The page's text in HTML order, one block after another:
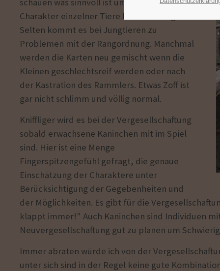
Charakter einzelner Tiere berücksichtigen.
Selten kommt es bei Jungtieren zu
Problemen mit der Rangordnung. Manchmal
werden die Karten neu gemischt wenn die
Kleinen geschlechtsreif werden oder nach
der Kastration des Rammlers. Etwas Zoff ist
gar nicht schlimm und völlig normal.
Kniffliger wird es bei der Vergesellschaftung
sobald erwachsene Kaninchen mit im Spiel
sind. Hier ist eine Menge
Fingerspitzengefühl gefragt, die genaue
Einschätzung der Charaktere unter
Berücksichtigung der Gegebenheiten und
der Möglichkeiten. Es gibt für die
klappt immer!" Auch Kaninchen sind Individuen
Neuvergesellschaftung gut zu planen um
Immer abraten würde ich von der
unter sich sind in der Regel keine gute